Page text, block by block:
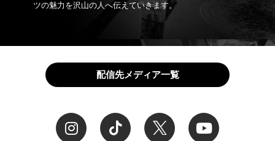
ツの魅力を沢山の人へ伝えていきます。
配信先メディア一覧